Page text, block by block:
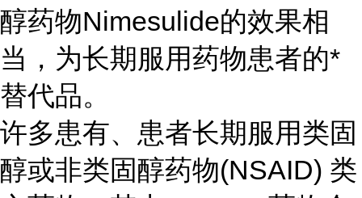
醇药物Nimesulide的效果相
当，为长期服用药物患者的*
替代品。
许多患有、患者长期服用类固
醇或非类固醇药物(NSAID) 类